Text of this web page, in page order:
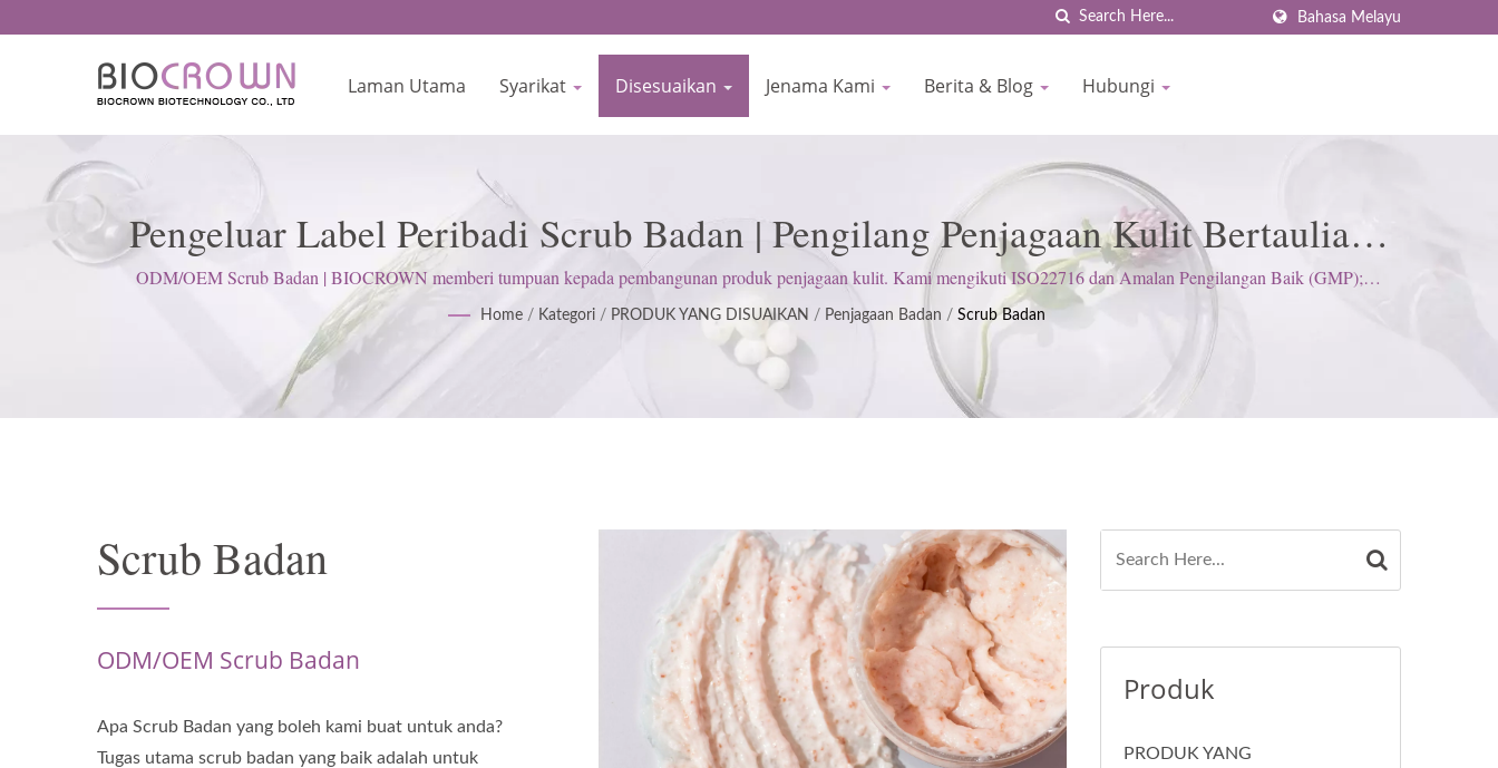
Bahasa Melayu
Laman Utama Syarikat Disesuaikan Jenama Kami Berita & Blog Hubungi
Pengeluar Label Peribadi Scrub Badan | Pengilang Penjagaan Kulit Bertauliah
ISO & GMP Sejak 1977 | BIOCROWN
ODM/OEM Scrub Badan | BIOCROWN memberi tumpuan kepada pembangunan produk penjagaan kulit. Kami mengikuti ISO22716 dan Amalan Pengilangan Baik (GMP);
mengekalkan sikap tegas untuk memenuhi jangkaan pelanggan.
Home / Kategori / PRODUK YANG DISUAIKAN / Penjagaan Badan / Scrub Badan
Scrub Badan
ODM/OEM Scrub Badan
Apa Scrub Badan yang boleh kami buat untuk anda?
Tugas utama scrub badan yang baik adalah untuk
Produk
PRODUK YANG